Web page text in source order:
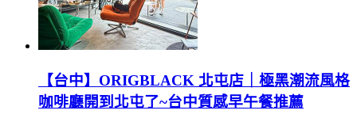
【台中】ORIGBLACK 北屯店｜極黑潮流風格
咖啡廳開到北屯了~台中質感早午餐推薦